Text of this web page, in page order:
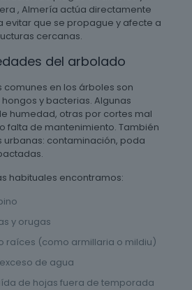
, Almería actúa directamente
evitar que se propague y afecte a
cercanas.
del arbolado
en los árboles son
y bacterias. Algunas
humedad, otras por cortes mal
falta de mantenimiento. También
urbanas: contaminación, poda
habituales encontramos:
y orugas
raíces (como armillaria o mildiu)
de agua
de hojas fuera de temporada